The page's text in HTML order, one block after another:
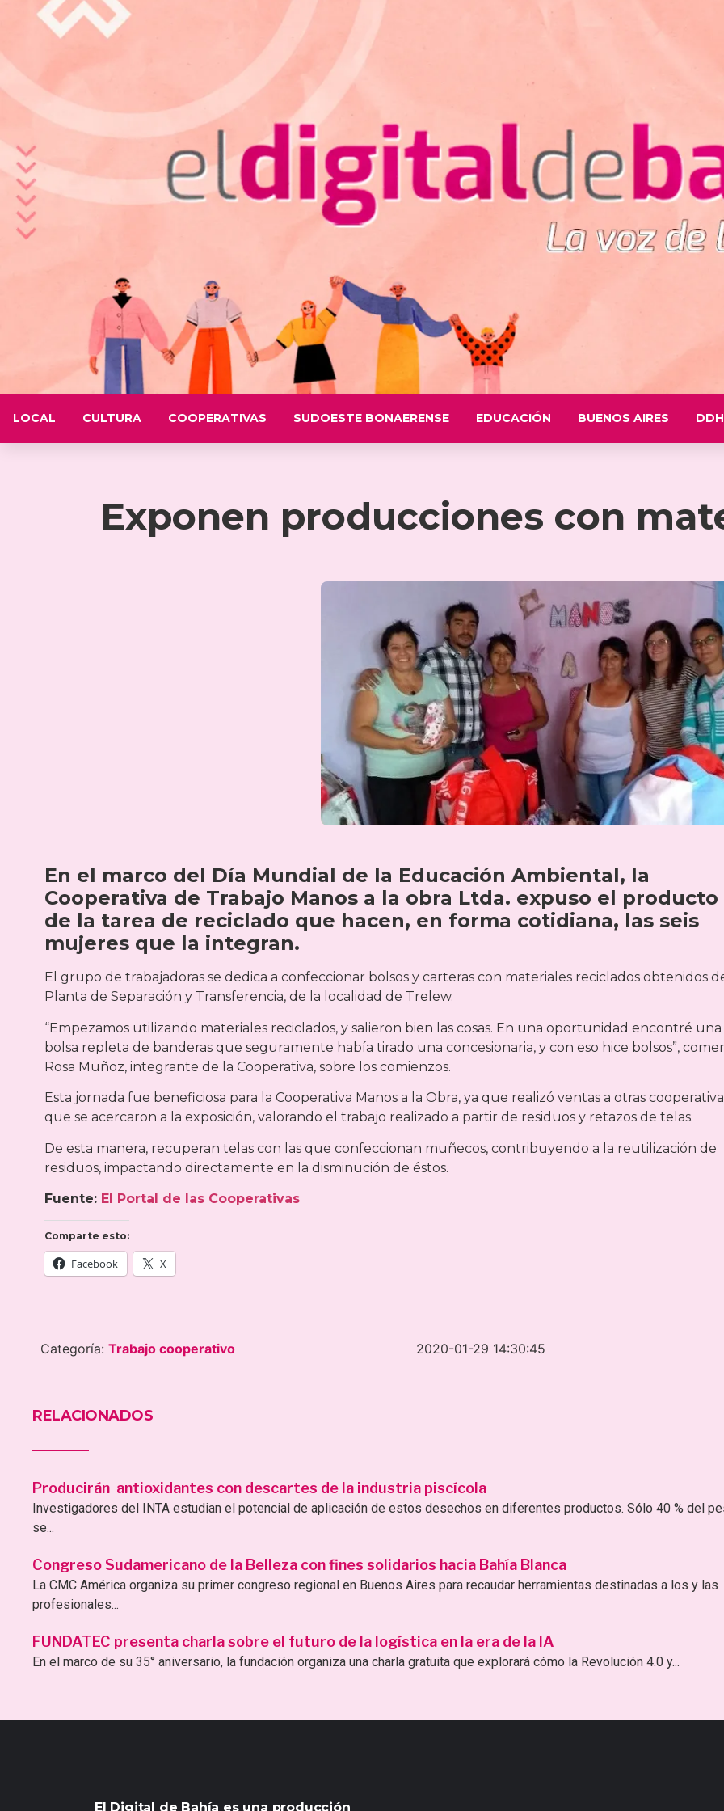
LOCAL CULTURA COOPERATIVAS SUDOESTE BONAERENSE EDUCACIÓN BUENOS AIRES
Exponen producciones con
En el marco del Día Mundial de la Educación Ambiental, la
Cooperativa de Trabajo Manos a la obra Ltda. expuso el producto
de la tarea de reciclado que hacen, en forma cotidiana, las seis
mujeres que la integran.
El grupo de trabajadoras se dedica a confeccionar bolsos y carteras con materiales reciclados obtenidos
Planta de Separación y Transferencia, de la localidad de Trelew.
“Empezamos utilizando materiales reciclados, y salieron bien las cosas. En una oportunidad encontré una
bolsa repleta de banderas que seguramente había tirado una concesionaria, y con eso hice bolsos”,
Rosa Muñoz, integrante de la Cooperativa, sobre los comienzos.
Esta jornada fue beneficiosa para la Cooperativa Manos a la Obra, ya que realizó ventas a otras
que se acercaron a la exposición, valorando el trabajo realizado a partir de residuos y retazos de telas.
De esta manera, recuperan telas con las que confeccionan muñecos, contribuyendo a la reutilización de
residuos, impactando directamente en la disminución de éstos.
Fuente: El Portal de las Cooperativas
Comparte esto:
Facebook X
Categoría: Trabajo cooperativo 2020-01-29 14:30:45
RELACIONADOS
Producirán antioxidantes con descartes de la industria piscícola
Investigadores del INTA estudian el potencial de aplicación de estos desechos en diferentes productos. Sólo 40 % del
se...
Congreso Sudamericano de la Belleza con fines solidarios hacia Bahía Blanca
La CMC América organiza su primer congreso regional en Buenos Aires para recaudar herramientas destinadas a los y las
profesionales...
FUNDATEC presenta charla sobre el futuro de la logística en la era de la IA
En el marco de su 35° aniversario, la fundación organiza una charla gratuita que explorará cómo la Revolución 4.0 y...
El Digital de Bahía es una producción